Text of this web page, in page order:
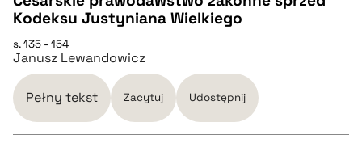
pobierz cytat
pobierz cytat
BIBTEX
Kodeksu Justyniana Wielkiego
s. 135 - 154
Janusz Lewandowicz
Pełny tekst Zacytuj Udostępnij